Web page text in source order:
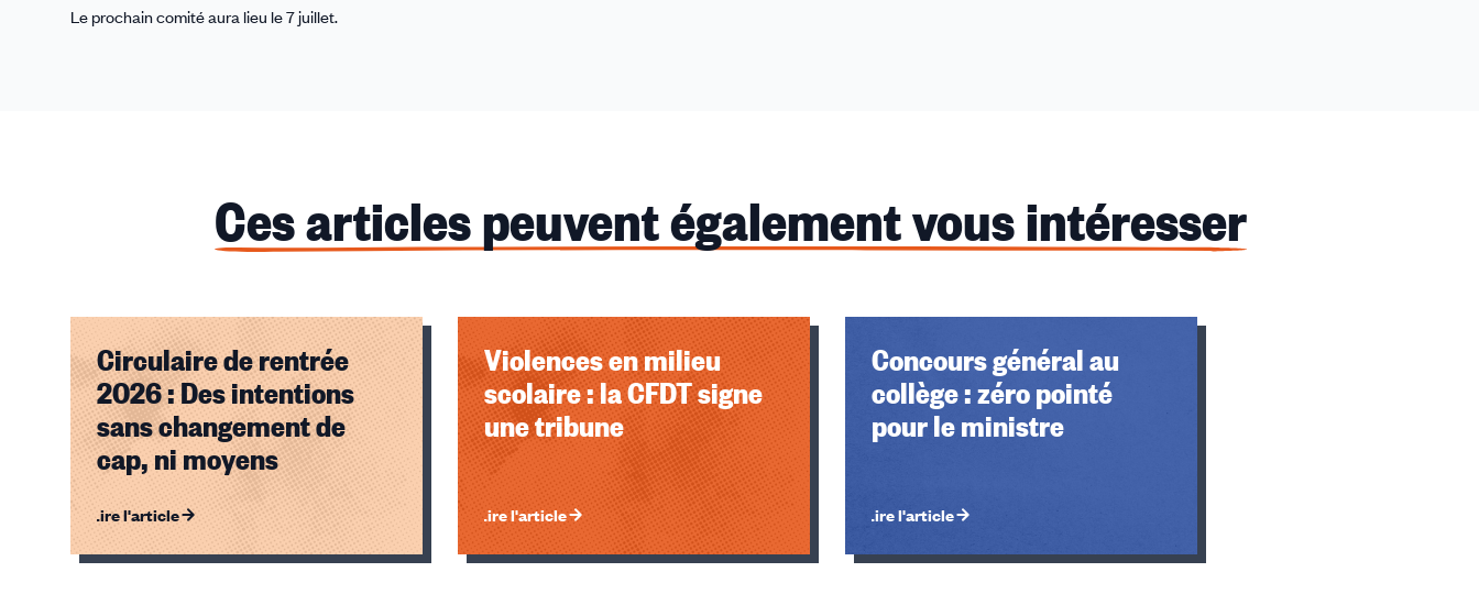
Le prochain comité aura lieu le 7 juillet.
Ces articles peuvent également vous intéresser
Circulaire de rentrée
2026 : Des intentions
sans changement de
cap, ni moyens
Lire l'article
Violences en milieu
scolaire : la CFDT signe
une tribune
Lire l'article
Concours général au
collège : zéro pointé
pour le ministre
Lire l'article
Éléments